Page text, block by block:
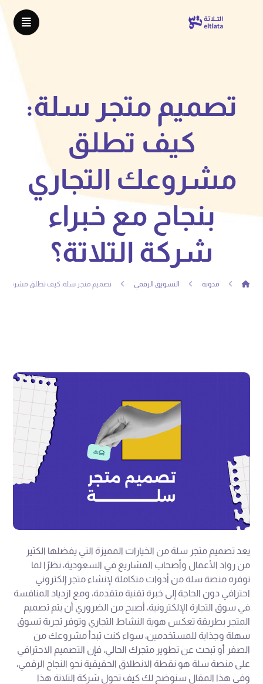
تصميم متجر سلة:
كيف تطلق
مشروعك التجاري
بنجاح مع خبراء
شركة التلاتة؟
مدونة التسويق الرقمي تصميم متجر سلة: كيف تطلق مشروعك
يعد تصميم متجر سلة من الخيارات المميزة التي يفضلها الكثير
من رواد الأعمال وأصحاب المشاريع في السعودية، نظرًا لما
توفره منصة سلة من أدوات متكاملة لإنشاء متجر إلكتروني
احترافي دون الحاجة إلى خبرة تقنية متقدمة، ومع ازدياد المنافسة
في سوق التجارة الإلكترونية، أصبح من الضروري أن يتم تصميم
المتجر بطريقة تعكس هوية النشاط التجاري وتوفر تجربة تسوق
سهلة وجذابة للمستخدمين، سواء كنت تبدأ مشروعك من
الصفر أو تبحث عن تطوير متجرك الحالي، فإن التصميم الاحترافي
على منصة سلة هو نقطة الانطلاق الحقيقية نحو النجاح الرقمي،
وفي هذا المقال سنوضح لك كيف تحول شركة التلاتة هذا